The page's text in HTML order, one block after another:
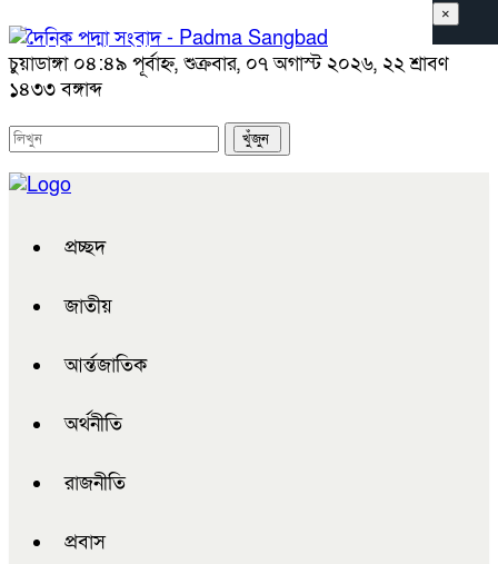
চুয়াডাঙ্গা ০৪:৪৯ পূর্বাহ্ন, শুক্রবার, ০৭ অগাস্ট ২০২৬, ২২ শ্রাবণ
১৪৩৩ বঙ্গাব্দ
প্রচ্ছদ
জাতীয়
আর্ন্তজাতিক
অর্থনীতি
রাজনীতি
প্রবাস
×